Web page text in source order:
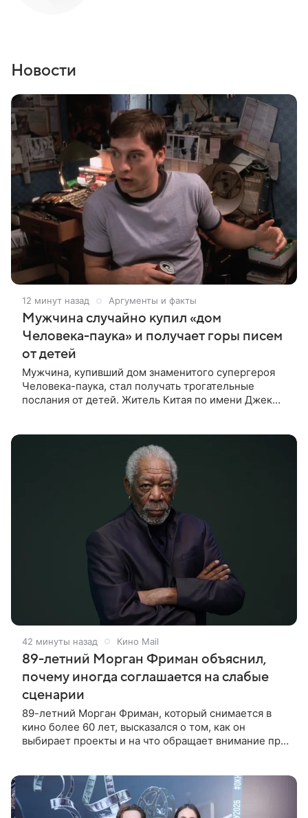
Новости
12 минут назад Аргументы и факты
Мужчина случайно купил «дом
Человека-паука» и получает горы писем
от детей
Мужчина, купивший дом знаменитого супергероя
Человека-паука, стал получать трогательные
послания от детей. Житель Китая по имени Джек
42 минуты назад Кино Mail
89-летний Морган Фриман объяснил,
почему иногда соглашается на слабые
сценарии
89-летний Морган Фриман, который снимается в
кино более 60 лет, высказался о том, как он
выбирает проекты и на что обращает внимание при